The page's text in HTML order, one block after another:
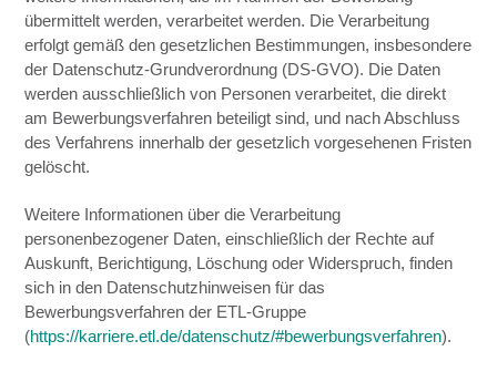
übermittelt werden, verarbeitet werden. Die Verarbeitung
erfolgt gemäß den gesetzlichen Bestimmungen, insbesondere
der Datenschutz-Grundverordnung (DS-GVO). Die Daten
werden ausschließlich von Personen verarbeitet, die direkt
am Bewerbungsverfahren beteiligt sind, und nach Abschluss
des Verfahrens innerhalb der gesetzlich vorgesehenen Fristen
gelöscht.
Weitere Informationen über die Verarbeitung
personenbezogener Daten, einschließlich der Rechte auf
Auskunft, Berichtigung, Löschung oder Widerspruch, finden
sich in den Datenschutzhinweisen für das
Bewerbungsverfahren der ETL-Gruppe
(https://karriere.etl.de/datenschutz/#bewerbungsverfahren).